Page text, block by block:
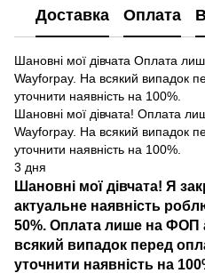
Доставка Оплата
Шановні мої дівчата Оплата
Wayforpay. На всякий випадок
уточнити наявність на 100%.
Шановні мої дівчата! Оплата
Wayforpay. На всякий випадок
уточнити наявність на 100%.
3 дня
Шановні мої дівчата! Я
актуальне наявність
50%. Оплата лише на ФОП
всякий випадок перед
уточнити наявність на